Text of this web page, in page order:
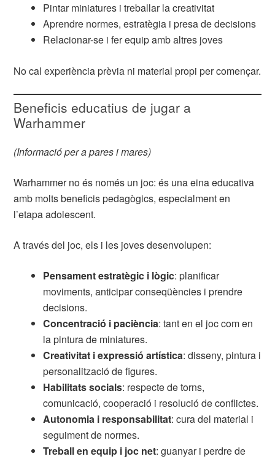
Pintar miniatures i treballar la creativitat
Aprendre normes, estratègia i presa de decisions
Relacionar-se i fer equip amb altres joves
No cal experiència prèvia ni material propi per començar.
Beneficis educatius de jugar a
Warhammer
(Informació per a pares i mares)
Warhammer no és només un joc: és una eina educativa
amb molts beneficis pedagògics, especialment en
l’etapa adolescent.
A través del joc, els i les joves desenvolupen:
Pensament estratègic i lògic: planificar
moviments, anticipar conseqüències i prendre
decisions.
Concentració i paciència: tant en el joc com en
la pintura de miniatures.
Creativitat i expressió artística: disseny, pintura i
personalització de figures.
Habilitats socials: respecte de torns,
comunicació, cooperació i resolució de conflictes.
Autonomia i responsabilitat: cura del material i
seguiment de normes.
Treball en equip i joc net: guanyar i perdre de